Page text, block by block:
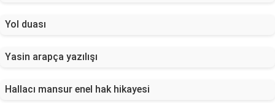
Yol duası
Yasin arapça yazılışı
Hallacı mansur enel hak hikayesi